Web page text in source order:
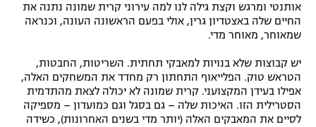
תנאי שימוש
מדיניות פרטיות
תקנון פעילות ספורט 1
ספורט אתגרי ואקסטרים
אומנויות לחימה
גיימינג E-Sports
אותנטי ומרגש וקצת גילה לנו למה עירוני קרית שמונה נתנה את
החיים שלה באצטדיון גרין, אולי בפעם הראשונה העונה, וכנראה
שמאוחר, מאוחר מדי.
יש קבוצות שלא בנויות למאבקי תחתית. השריטות, החבטות,
הטראש טוק. הפלייאוף התחתון רק מחדד את המשחקים האלה,
אפילו בעידן המקצועני. קרית שמונה לא יכולה לצאת מהתדמית
הסטרילית הזו. האיכות שלה – גם בסגל וגם כמועדון – מספיקה
לסיים את המאבקים האלה (יותר מדי בשנים האחרונות), כשידה